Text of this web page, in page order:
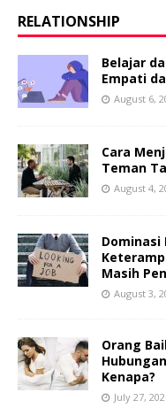
RELATIONSHIP
Belajar
Empati
August 6,
Cara
Teman
August 4,
Dominasi
Masih
August 3,
Orang
Kenapa?
July 27,